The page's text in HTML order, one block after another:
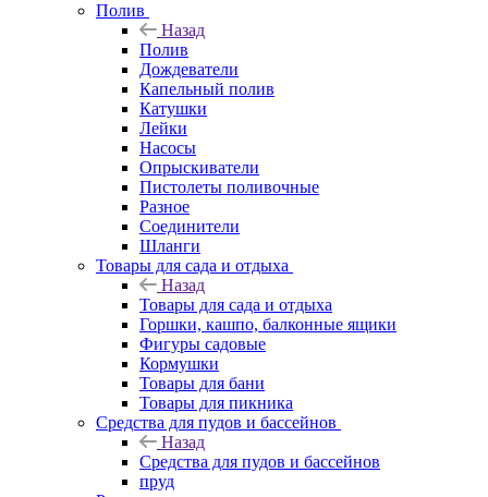
Полив
Назад
Полив
Дождеватели
Капельный полив
Катушки
Лейки
Насосы
Опрыскиватели
Пистолеты поливочные
Разное
Соединители
Шланги
Товары для сада и отдыха
Назад
Товары для сада и отдыха
Горшки, кашпо, балконные ящики
Фигуры садовые
Кормушки
Товары для бани
Товары для пикника
Средства для пудов и бассейнов
Назад
Средства для пудов и бассейнов
пруд